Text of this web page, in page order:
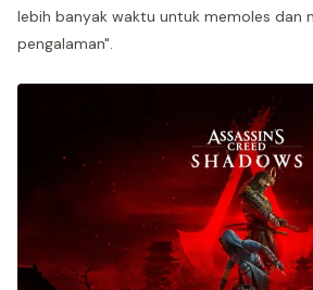
lebih banyak waktu untuk memoles dan
pengalaman".